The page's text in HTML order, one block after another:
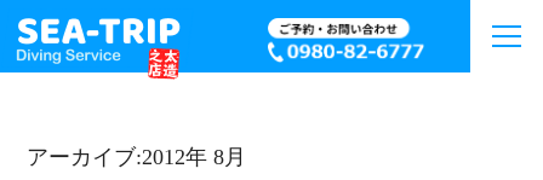
アーカイブ:2012年 8月